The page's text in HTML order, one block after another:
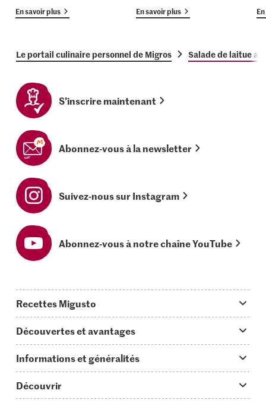
En savoir plus En savoir plus
Le portail culinaire personnel de Migros Salade de laitue
S’inscrire maintenant
Abonnez-vous à la newsletter
Suivez-nous sur Instagram
Abonnez-vous à notre chaîne YouTube
Recettes Migusto
Idées de menus
Plats principaux
Simple & vite prêt
Découvertes et avantages
On en parle...
Tutoriels
Informations et généralités
Cuisiner avec Migusto
Découvrir